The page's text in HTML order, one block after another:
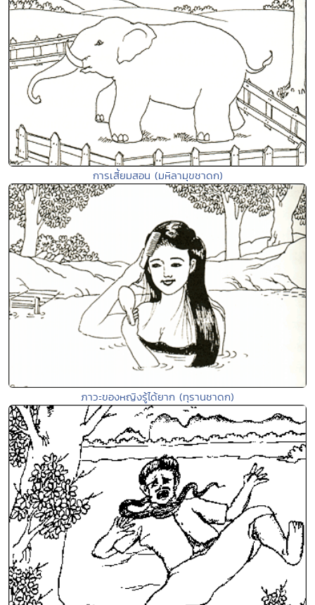
การเสี้ยมสอน (มหิลามุขชาดก)
ภาวะของหญิงรู้ได้ยาก (ทุรานชาดก)